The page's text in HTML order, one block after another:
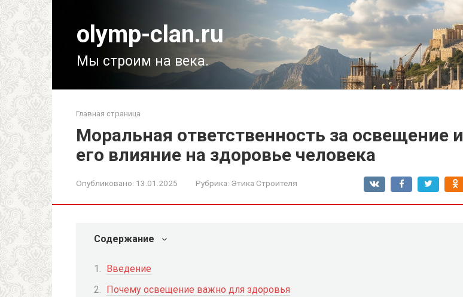
olymp-clan.ru
Мы строим на века.
Главная страница
Моральная ответственность за освещение и
его влияние на здоровье человека
Опубликовано: 13.01.2025 Рубрика: Этика Строителя
Содержание
Введение
Почему освещение важно для здоровья